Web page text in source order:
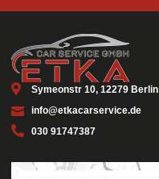
Symeonstr 10, 12279 Berlin
info@etkacarservice.de
030 91747387